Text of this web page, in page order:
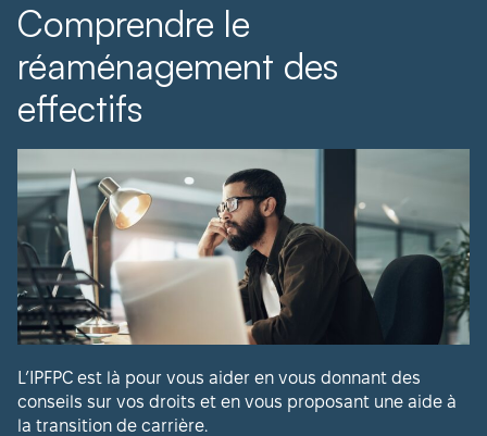
Comprendre le
réaménagement des
effectifs
L’IPFPC est là pour vous aider en vous donnant des
conseils sur vos droits et en vous proposant une aide à
la transition de carrière.